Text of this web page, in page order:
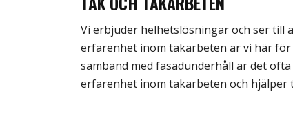
Vi erbjuder helhetslösningar och ser till
erfarenhet inom takarbeten är vi här
samband med fasadunderhåll är det
erfarenhet inom takarbeten och hjälper